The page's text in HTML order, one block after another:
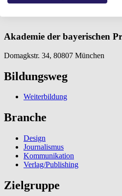
Akademie der bayerischen
Domagkstr. 34, 80807 München
Bildungsweg
Weiterbildung
Branche
Design
Journalismus
Kommunikation
Verlag/Publishing
Zielgruppe